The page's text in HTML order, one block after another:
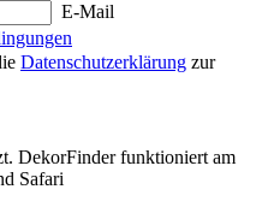
E-Mail
Datenschutzerklärung zur
DekorFinder funktioniert am
Safari